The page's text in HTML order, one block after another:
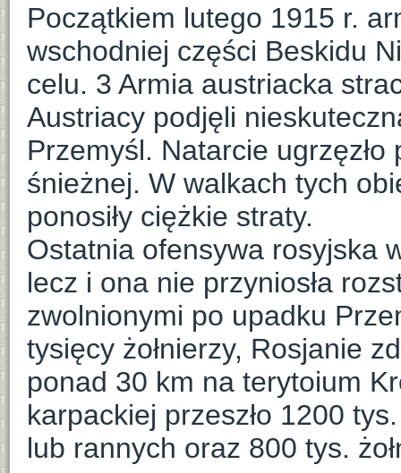
Początkiem lutego 1915 r.
wschodniej części Beskidu
celu. 3 Armia austriacka
Austriacy podjęli
Przemyśl. Natarcie
śnieżnej. W walkach tych
ponosiły ciężkie straty.
Ostatnia ofensywa rosyjska
lecz i ona nie przyniosła
zwolnionymi po upadku
tysięcy żołnierzy, Rosjanie
ponad 30 km na terytoium
karpackiej przeszło 1200
lub rannych oraz 800 tys.